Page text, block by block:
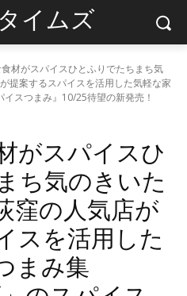
イムズ
材がスパイスひとふりでたちまち気
案するスパイスを活用した気軽な家
スつまみ』10/25待望の新発売！
がスパイスひ
ち気のきいた
の人気店が
スを活用した
まみ集